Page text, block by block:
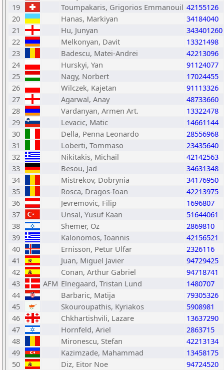
19
Toumpakaris, Grigorios Emmanouil 42155126
20
Hanas, Markiyan
34184040
21
Hu, Junyan
343401260
22
Melkonyan, Davit
13321498
23
Badescu, Matei-Andrei
42213096
24
Hurskyi, Yan
91124077
25
Nagy, Norbert
17024455
26
Wilczek, Kajetan
91113326
27
Agarwal, Anay
48733660
28
Vardanyan, Armen Art.
13322478
29
Levacic, Matic
14661144
30
Della, Penna Leonardo
28556968
31
Loberti, Tommaso
23435640
32
Nikitakis, Michail
42142563
33
Besou, Jad
34631348
34
Mistrekov, Dobrynia
34176950
35
Rosca, Dragos-Ioan
42213975
36
Jevremovic, Filip
1696807
37
Unsal, Yusuf Kaan
51644061
38
Shemer, Oz
2869810
39
Kalonomos, Ioannis
42156521
40
Ernisson, Petur Ulfar
2326116
41
Juan, Miguel Javier
94729425
42
Conan, Arthur Gabriel
94718741
43
AFM Elnegaard, Tristan Lund
1480707
44
Barbaric, Matija
79305326
45
Skouroupathis, Kyriakos
5908981
46
Chkhartishvili, Lazare
13637290
47
Hornfeld, Ariel
2863715
48
Mironescu, Stefan
42213134
49
Kazimzade, Mahammad
13458175
50
Diz, Eitor Noe
94724520